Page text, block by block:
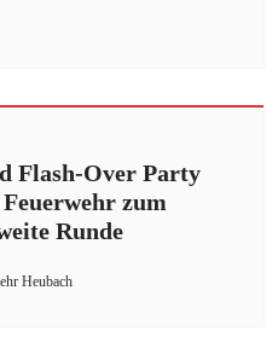
Flash-Over Party
zum
Runde
Heubach